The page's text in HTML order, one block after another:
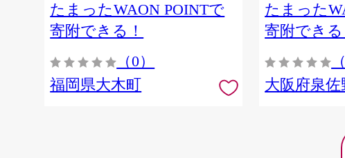
たまったWAON POINTで
寄附できる！
（0）
福岡県大木町
たまった
寄附できる
大阪府泉佐